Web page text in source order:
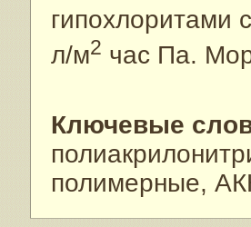
гипохлоритами
л/м2 час Па.
Ключевые
полимерные,